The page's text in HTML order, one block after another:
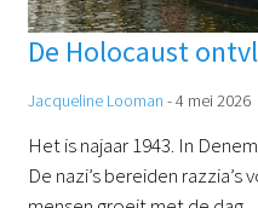
De Holocaust
Jacqueline Looman -4 mei 2026
Het is najaar 1943. In
De nazi’s bereiden